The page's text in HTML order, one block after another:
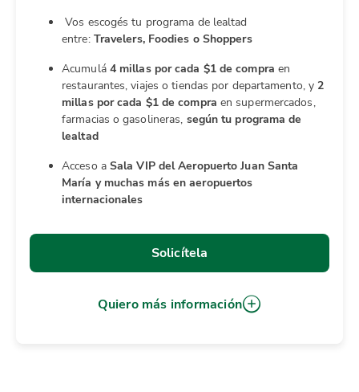
Vos escogés tu programa de lealtad
entre: Travelers, Foodies o Shoppers
Acumulá 4 millas por cada $1 de compra en
restaurantes, viajes o tiendas por departamento, y 2
millas por cada $1 de compra en supermercados,
farmacias o gasolineras, según tu programa de
lealtad
Acceso a Sala VIP del Aeropuerto Juan Santa
María y muchas más en aeropuertos
internacionales
Solicítela
Quiero más información